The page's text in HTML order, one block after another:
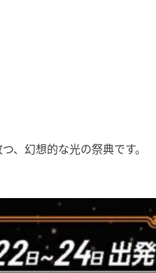
、幻想的な光の祭典です。